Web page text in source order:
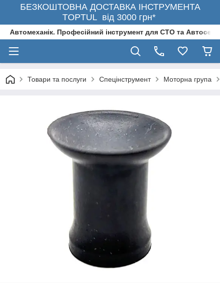
БЕЗКОШТОВНА ДОСТАВКА ІНСТРУМЕНТА
TOPTUL від 3000 грн*
Автомеханік. Професійний інструмент для СТО та
Товари та послуги Спецінструмент Моторна група